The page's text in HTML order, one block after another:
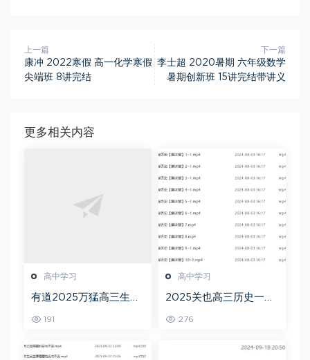
上一篇
康冲 2022寒假 高一化学寒假
尖端班 8讲完结
下一篇
李士超 2020暑期 六年级数学
暑期创新班 15讲完结带讲义
更多相关内容
高中学习
有道2025万猛高三生物
教程
191
高中学习
2025关也高三历史一轮
教程
276